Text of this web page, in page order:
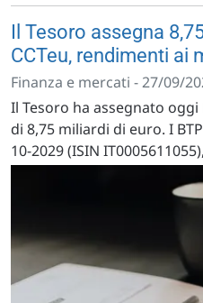
Il Tesoro assegna
CCTeu, rendimenti ai
Finanza e mercati - 27/09/
Il Tesoro ha assegnato oggi
di 8,75 miliardi di euro. I
10-2029 (ISIN